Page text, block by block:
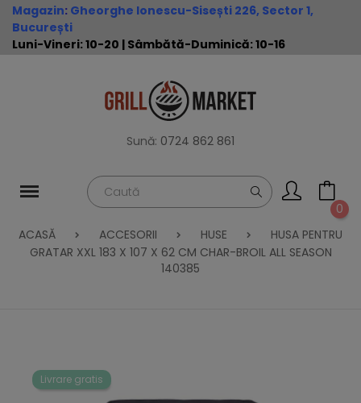
Magazin: Gheorghe Ionescu-Sisești 226, Sector 1,
București
Luni-Vineri: 10-20 | Sâmbătă-Duminică: 10-16
Sună: 0724 862 861
0
ACASĂ
ACCESORII HUSE
HUSA PENTRU
GRATAR XXL 183 X 107 X 62 CM CHAR-BROIL ALL SEASON
140385
Livrare gratis